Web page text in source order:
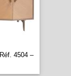
Réf. 4504 –